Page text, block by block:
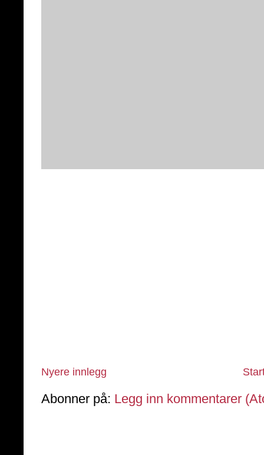
Nyere innlegg
Abonner på: Legg inn kommentarer